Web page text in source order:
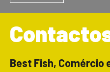
Best Fish, Comércio